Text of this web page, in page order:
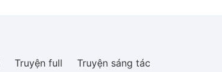
Truyện full Truyện sáng tác